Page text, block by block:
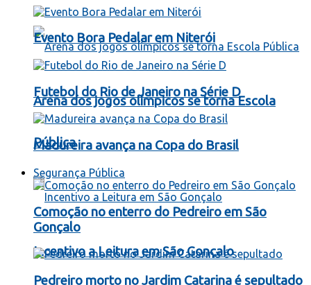
Arena dos jogos olímpicos se torna Escola
Pública
Incentivo a Leitura em São Gonçalo
Evento Bora Pedalar em Niterói
Futebol do Rio de Janeiro na Série D
Madureira avança na Copa do Brasil
Segurança Pública
Comoção no enterro do Pedreiro em São
Gonçalo
Pedreiro morto no Jardim Catarina é sepultado